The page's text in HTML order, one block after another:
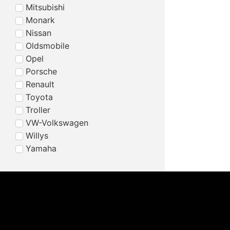
Mitsubishi
Monark
Nissan
Oldsmobile
Opel
Porsche
Renault
Toyota
Troller
VW-Volkswagen
Willys
Yamaha